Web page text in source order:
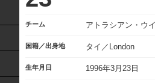
チーム アトラシアン・ウ
国籍／出身地 タイ／London
生年月日 1996年3月23日